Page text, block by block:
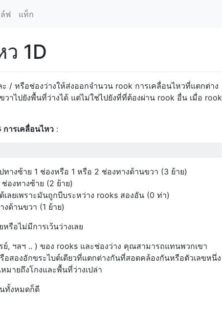
ฟ แท็ก
1D
/ หรือช่องว่างให้ส่งออกจำนวน rook การเคลื่อนไหวที่แตกต่าง
าไปยังพื้นที่ว่างได้ แต่ไม่ใช่ไปยังที่ที่ต้องผ่าน rook อื่น เมื่อ rook
การเคลื่อนไหว :
างซ้าย 1 ช่องหรือ 1 หรือ 2 ช่องทางด้านขวา (3 ย้าย)
องทางซ้าย (2 ย้าย)
ลยเพราะมันถูกบีบระหว่าง rooks สองอัน (0 ท่า)
งด้านขวา (1 ย้าย)
รือไม่มีการเว้นว่างเลย
รย์, ฯลฯ .. ) ของ rooks และช่องว่าง คุณสามารถแทนพวกเขา
อสองอักขระไบต์เดียวที่แตกต่างกันที่สอดคล้องกันหรือตัวเลขหนึ่ง
ายถึงโกงและพื้นที่ว่างเปล่า
ทั้งหมดก็ดี